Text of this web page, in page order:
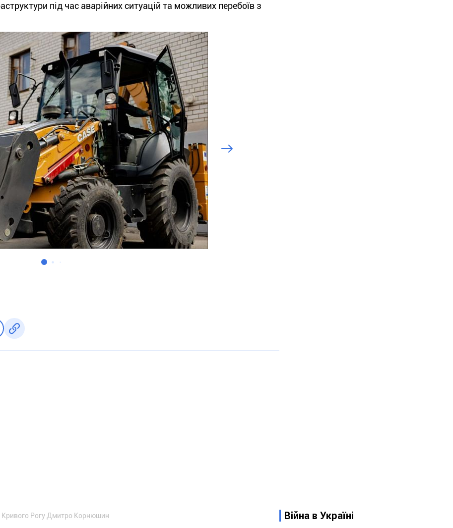
під час аварійних ситуацій та можливих перебоїв з
Кривого Рогу Дмитро Корнюшин Війна в Україні